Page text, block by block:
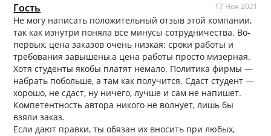
Гость 17 Ноя 2021
Не могу написать положительный отзыв этой компании,
так как изнутри поняла все минусы сотрудничества. Во-
первых, цена заказов очень низкая: сроки работы и
требования завышены,а цена работы просто мизерная.
Хотя студенты якобы платят немало. Политика фирмы —
набрать побольше, а там как получится. Сдаст студент —
хорошо, не сдаст, ну ничего, лучше и сам не напишет.
Компетентность автора никого не волнует, лишь бы
взяли заказ.
Если дают правки, ты обязан их вносить при любых,